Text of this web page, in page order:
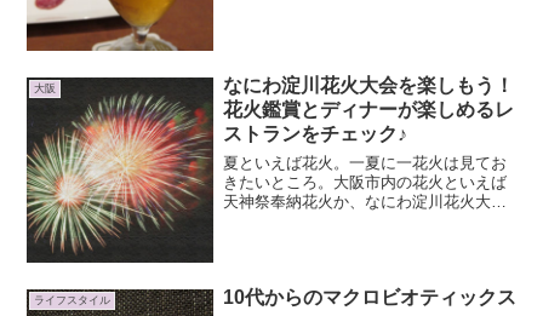
大阪
なにわ淀川花火大会を楽しもう！
花火鑑賞とディナーが楽しめるレ
ストランをチェック♪
夏といえば花火。一夏に一花火は見てお
きたいところ。大阪市内の花火といえば
天神祭奉納花火か、なにわ淀川花火大
ライフスタイル 10代からのマクロビオティックス